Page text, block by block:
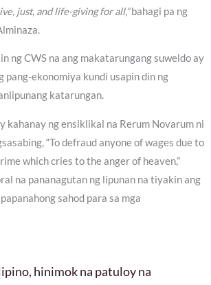
just, and life-giving for all,”bahagi pa ng
ng CWS na ang makatarungang suweldo ay
pang-ekonomiya kundi usapin din ng
katarungan.
kahanay ng ensiklikal na Rerum Novarum ni
“To defraud anyone of wages due to
which cries to the anger of heaven,”
na pananagutan ng lipunan na tiyakin ang
sahod para sa mga
hinimok na patuloy na